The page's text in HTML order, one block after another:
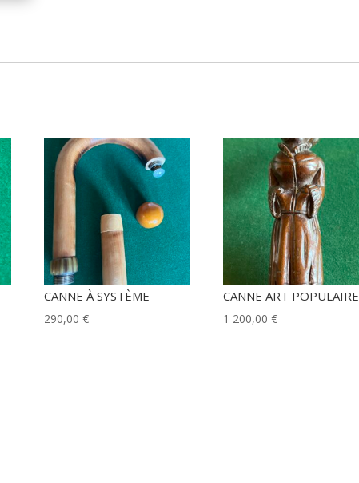
CANNE À SYSTÈME
290,00€
CANNE ART POPULAIRE
1 200,00€